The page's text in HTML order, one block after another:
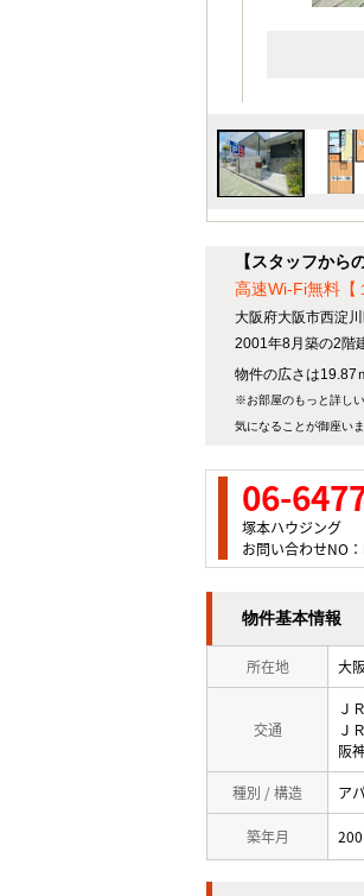
【スタッフか
高速Wi-Fi無料【
大阪府大阪市西淀
2001年8月築の2階
物件の広さは19.87
※お部屋のもっと詳し
気になることが御座い
06-
塚本ハウジング
お問い合わせNO
物件基本情報
所在地 大
交通
Ｊ
Ｊ
阪
種別 / 構造 ア
築年月